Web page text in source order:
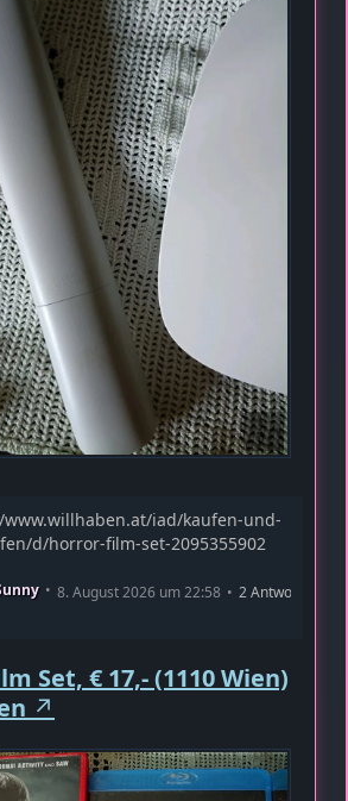
iad/kaufen-und-
d/horror-film-set-2095355902
8. August 2026 um 22:58 2 Antworten
Set, € 17,- (1110 Wien)